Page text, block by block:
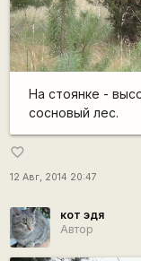
На стоянке -
сосновый лес.
favorite_border
12 Авг, 2014 20:47
кот эдя
Автор